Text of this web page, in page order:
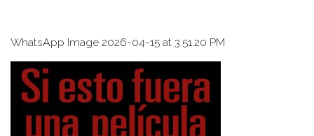
WhatsApp Image 2026-04-15 at 3.51.20 PM